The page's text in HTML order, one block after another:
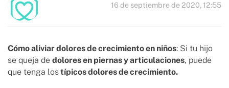
16 de septiembre de 2020, 12:55
Cómo aliviar dolores de crecimiento en niños: Si tu hijo
se queja de dolores en piernas y articulaciones, puede
que tenga lostípicos dolores de crecimiento.